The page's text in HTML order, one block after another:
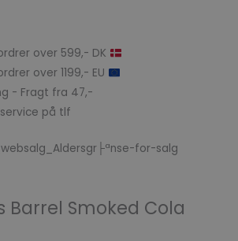
over 599,- DK
over 1199,- EU
- Fragt fra 47,-
på tlf
Barrel Smoked Cola